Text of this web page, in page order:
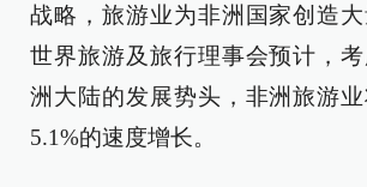
战略，旅游业为非洲国家创造大
世界旅游及旅行理事会预计，
洲大陆的发展势头，非洲旅游
5.1%的速度增长。